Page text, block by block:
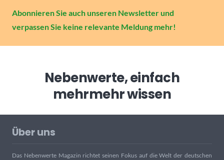
Abonnieren Sie auch unseren Newsletter und
verpassen Sie keine relevante Meldung mehr!
Nebenwerte, einfach
mehrmehr wissen
Über uns
Das Nebenwerte Magazin richtet seinen Fokus auf die Welt der deutschen